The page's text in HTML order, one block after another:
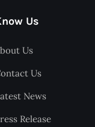
Us
Us
Us
News
Release